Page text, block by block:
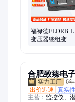
福禄德FLDRB-L
变压器绕组变形
合肥致臻电
6年
出价迅速
真实
主营： 监控仪、